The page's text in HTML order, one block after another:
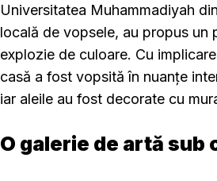
Universitatea Muhammadiyah
locală de vopsele, au propus un
explozie de culoare. Cu
casă a fost vopsită în nuanțe
iar aleile au fost decorate cu
O galerie de artă sub